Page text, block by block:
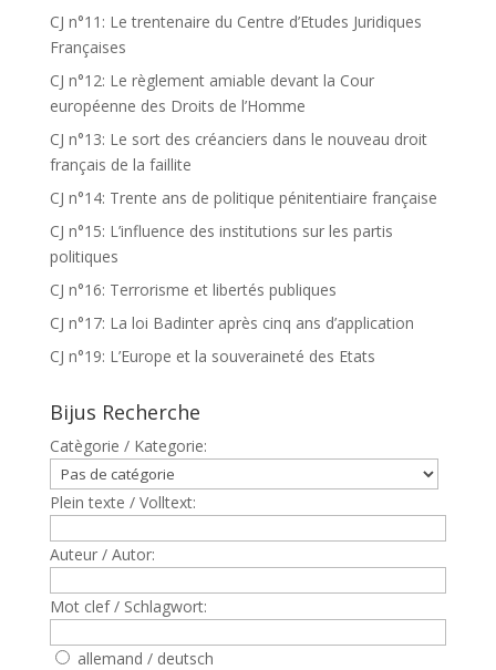
CJ n°11: Le trentenaire du Centre d’Etudes Juridiques
Françaises
CJ n°12: Le règlement amiable devant la Cour
européenne des Droits de l’Homme
CJ n°13: Le sort des créanciers dans le nouveau droit
français de la faillite
CJ n°14: Trente ans de politique pénitentiaire française
CJ n°15: L’influence des institutions sur les partis
politiques
CJ n°16: Terrorisme et libertés publiques
CJ n°17: La loi Badinter après cinq ans d’application
CJ n°19: L’Europe et la souveraineté des Etats
Bijus Recherche
Catègorie / Kategorie:
Plein texte / Volltext:
Auteur / Autor:
Mot clef / Schlagwort:
allemand / deutsch